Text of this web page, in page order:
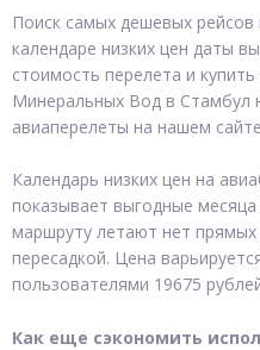
Поиск самых дешевых
календаре низких цен даты
стоимость перелета и
Минеральных Вод в Стамбул
авиаперелеты на нашем сайте
Календарь низких цен на
показывает выгодные
маршруту летают нет прямых
пересадкой. Цена
пользователями 19675
Как еще сэкономить